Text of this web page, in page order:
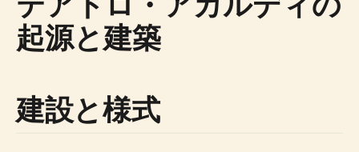
起源と建築
建設と様式